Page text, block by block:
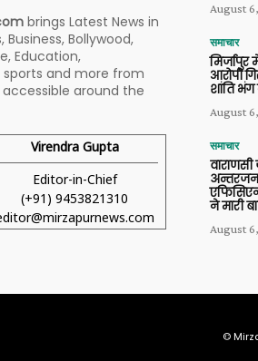
brings Latest News in
Business, Bollywood,
Education,
and more from
accessible around the
Virendra Gupta
Editor-in-Chief
(+91) 9453821310
August
समाचार
मिर्जापुर
आरोपी
शांति भंग
August
समाचार
ने मारी
August
©